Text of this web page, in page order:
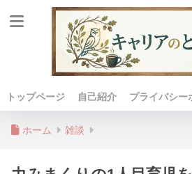
トップページ 自己紹介 プライバシー
ホーム 雑談